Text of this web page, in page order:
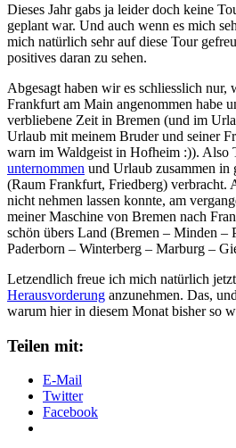
Dieses Jahr gabs ja leider doch keine
geplant war. Und auch wenn es mich
mich natürlich sehr auf diese Tour
positives daran zu sehen.
Abgesagt haben wir es schliesslich nur,
Frankfurt am Main angenommen habe
verbliebene Zeit in Bremen (und im
Urlaub mit meinem Bruder und seiner
warn im Waldgeist in Hofheim :)). Also
unternommen und Urlaub zusammen in
(Raum Frankfurt, Friedberg) verbracht.
nicht nehmen lassen konnte, am
meiner Maschine von Bremen nach
schön übers Land (Bremen – Minden –
Paderborn – Winterberg – Marburg –
Letzendlich freue ich mich natürlich
Herausvorderung anzunehmen. Das,
warum hier in diesem Monat bisher so
Teilen mit:
E-Mail
Twitter
Facebook